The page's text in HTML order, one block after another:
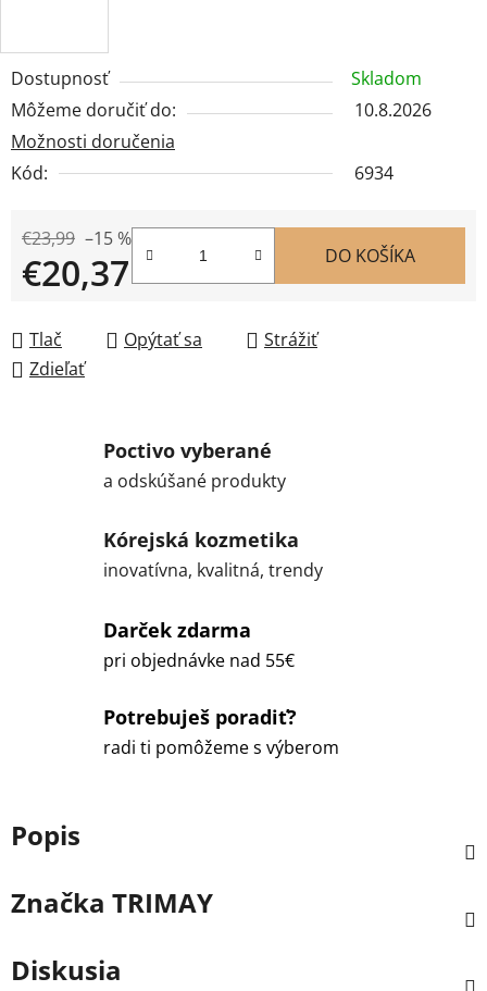
Dostupnosť
Skladom
Môžeme doručiť do:
10.8.2026
Možnosti doručenia
Kód:
6934
€23,99 –15 %
€20,37 DO KOŠÍKA
Tlač Opýtať sa
Strážiť
Zdieľať
Poctivo vyberané
a odskúšané produkty
Kórejská kozmetika
inovatívna, kvalitná, trendy
Darček zdarma
pri objednávke nad 55€
Potrebuješ poradiť?
radi ti pomôžeme s výberom
Popis
Značka TRIMAY
Diskusia